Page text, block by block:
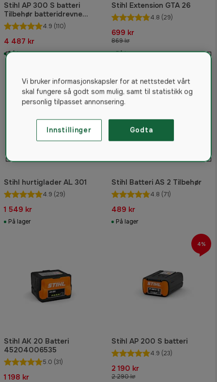
Stihl AP 300 S batteri
Tilbehør batteridrevne
maskiner
4.9 (110)
4 487 kr
På lager
Stihl Extension GTA 26
4.8 (29)
699 kr
869 kr
På lager
Stihl hurtiglader AL 301
4.9 (29)
1 549 kr
På lager
Stihl Batteri AS 2 Tilbehør
4.8 (71)
489 kr
På lager
Stihl AK 20 Batteri
45204006535
5.0 (31)
1 198 kr
Stihl AP 200 S batteri
4.9 (23)
2 190 kr
2 290 kr
4%
Vi bruker informasjonskapsler for at nettstedet vårt
skal fungere så godt som mulig, samt til statistikk og
personlig tilpasset annonsering.
Innstillinger Godta